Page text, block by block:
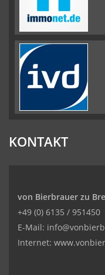
KONTAKT
von Bierbrauer zu
+49 (0) 6135 / 951450
E-Mail:
Internet: